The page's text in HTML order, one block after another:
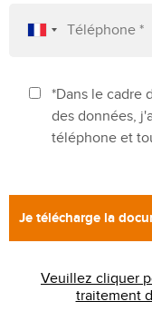
*Dans le cadre
des données,
téléphone et
Veuillez cliquer